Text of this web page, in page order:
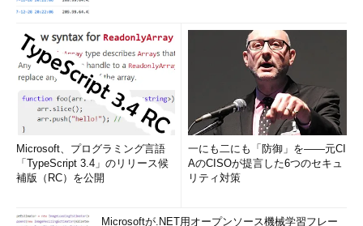
リムーバブルデバイス（1＝リムーバブル）
SIZE
サイズ（-bオプションでバイト数の表示になる）
RO
リードオンリーデバイス（1＝リードオンリー）
TYPE
ブロックデバイスの種類
MOUNTPOINT
マウントポイント
コマンド実行例
Microsoft、プログラミング言語
「TypeScript 3.4」のリリース候
補版（RC）を公開
一にも二にも「防御」を――元CI
AのCISOが提言した6つのセキュ
リティ対策
Microsoftが.NET用オープンソース機械学習フレー